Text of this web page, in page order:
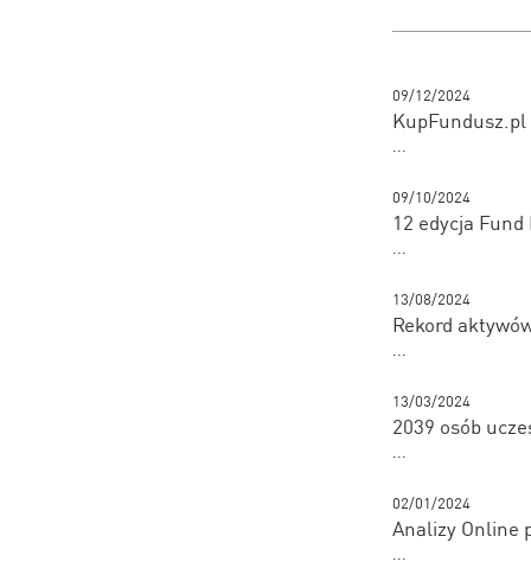
09/12/2024
...
09/10/2024
12 edycja
...
13/08/2024
Rekord
...
13/03/2024
2039 osób
...
02/01/2024
Analizy Online
...